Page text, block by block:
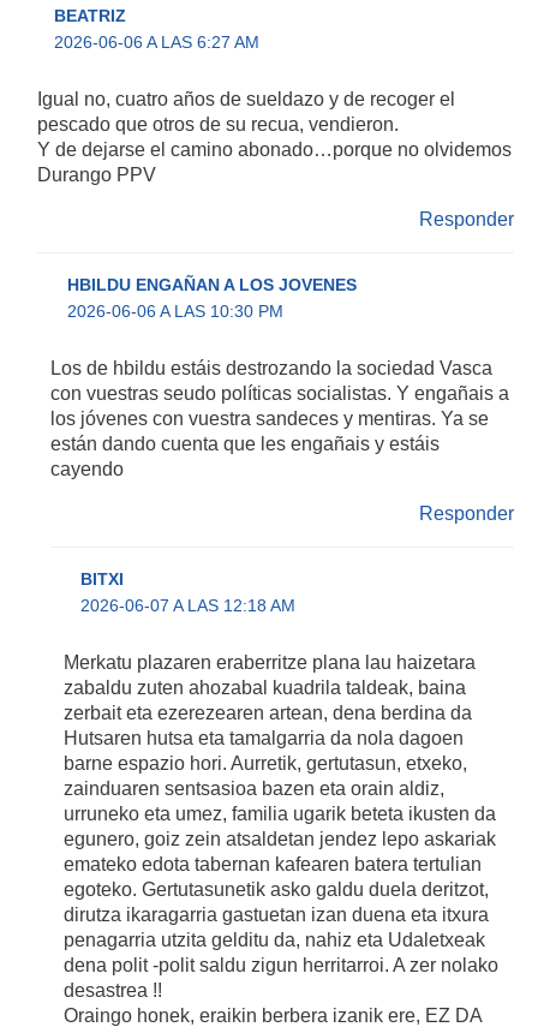
BEATRIZ
2026-06-06 A LAS 6:27 AM
Igual no, cuatro años de sueldazo y de recoger el
pescado que otros de su recua, vendieron.
Y de dejarse el camino abonado…porque no olvidemos
Durango PPV
Responder
HBILDU ENGAÑAN A LOS JOVENES
2026-06-06 A LAS 10:30 PM
Los de hbildu estáis destrozando la sociedad Vasca
con vuestras seudo políticas socialistas. Y engañais a
los jóvenes con vuestra sandeces y mentiras. Ya se
están dando cuenta que les engañais y estáis
cayendo
Responder
BITXI
2026-06-07 A LAS 12:18 AM
Merkatu plazaren eraberritze plana lau haizetara
zabaldu zuten ahozabal kuadrila taldeak, baina
zerbait eta ezerezearen artean, dena berdina da
Hutsaren hutsa eta tamalgarria da nola dagoen
barne espazio hori. Aurretik, gertutasun, etxeko,
zainduaren sentsasioa bazen eta orain aldiz,
urruneko eta umez, familia ugarik beteta ikusten da
egunero, goiz zein atsaldetan jendez lepo askariak
emateko edota tabernan kafearen batera tertulian
egoteko. Gertutasunetik asko galdu duela deritzot,
dirutza ikaragarria gastuetan izan duena eta itxura
penagarria utzita gelditu da, nahiz eta Udaletxeak
dena polit -polit saldu zigun herritarroi. A zer nolako
desastrea !!
Oraingo honek, eraikin berbera izanik ere, EZ DA